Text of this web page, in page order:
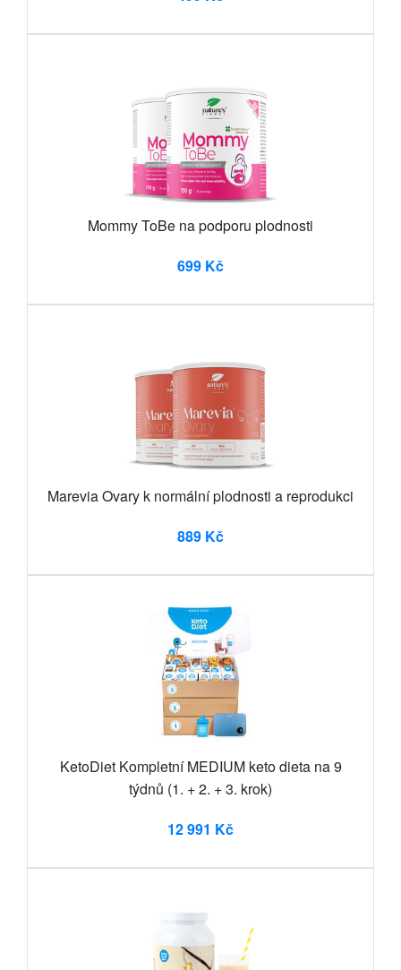
Mommy ToBe na podporu plodnosti
699 Kč
Marevia Ovary k normální plodnosti a reprodukci
889 Kč
KetoDiet Kompletní MEDIUM keto dieta na 9
týdnů (1. + 2. + 3. krok)
12 991 Kč